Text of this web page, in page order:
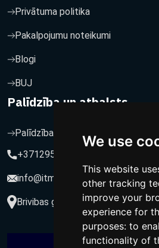
We use
This website
other tracking
improve your
experience for
purposes: to
functionality of
Privātuma politika
Pakalpojumu noteikumi
Blogi
BUJ
Palīdzība un atbalsts
Palīdzība un atbalsts
+37129564547
info@itmarketing.lv
Brivibas gatve 234-77, LV-1039,